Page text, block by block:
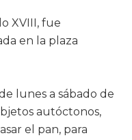
XVIII, fue
en la plaza
lunes a sábado de
autóctonos,
el pan, para